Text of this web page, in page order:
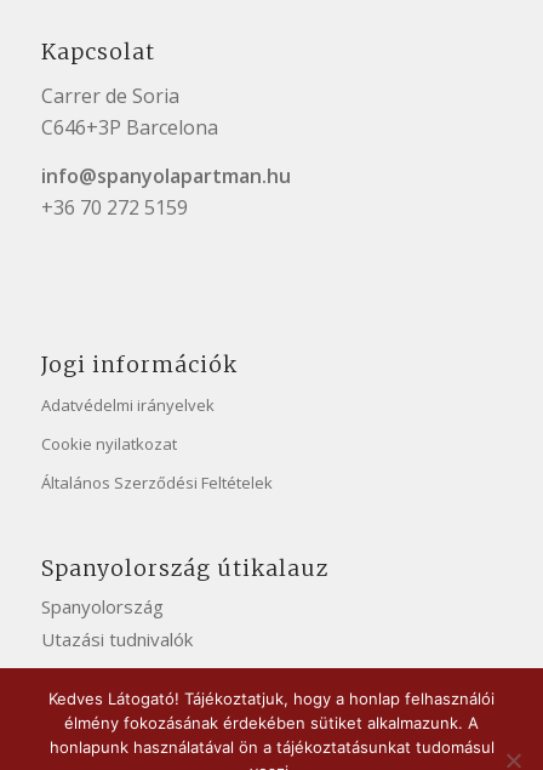
Kapcsolat
Carrer de Soria
C646+3P Barcelona
info@spanyolapartman.hu
+36 70 272 5159
Jogi információk
Adatvédelmi irányelvek
Cookie nyilatkozat
Általános Szerződési Feltételek
Spanyolország útikalauz
Spanyolország
Utazási tudnivalók
Kedves Látogató! Tájékoztatjuk, hogy a honlap felhasználói
élmény fokozásának érdekében sütiket alkalmazunk. A
honlapunk használatával ön a tájékoztatásunkat tudomásul